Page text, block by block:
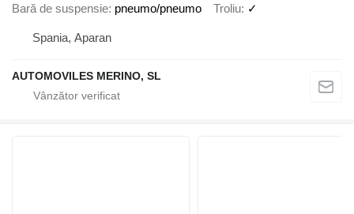
Bară de suspensie pneumo/pneumo Troliu ✓
Spania, Aparan
AUTOMOVILES MERINO, SL